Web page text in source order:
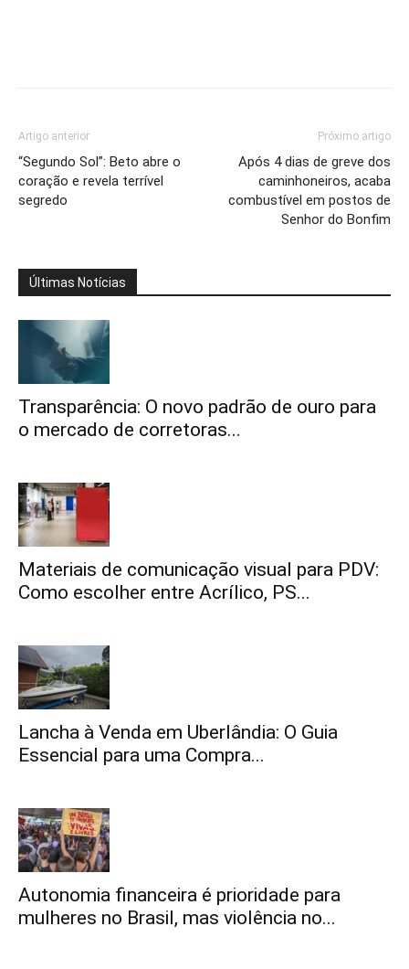
Artigo anterior
“Segundo Sol”: Beto abre o
coração e revela terrível
segredo
Próximo artigo
Após 4 dias de greve dos
caminhoneiros, acaba
combustível em postos de
Senhor do Bonfim
Últimas Notícias
Transparência: O novo padrão de ouro para
o mercado de corretoras...
Materiais de comunicação visual para PDV:
Como escolher entre Acrílico, PS...
Lancha à Venda em Uberlândia: O Guia
Essencial para uma Compra...
Autonomia financeira é prioridade para
mulheres no Brasil, mas violência no...